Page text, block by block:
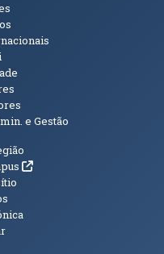
e Gestão
(abre em nova janela)